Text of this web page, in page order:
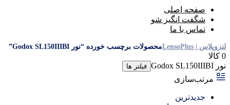
صفحه اصلی
شگفت انگیز شو
تماس با ما
لنزوپلاس | LensoPlus محصولات برچسب خورده “نور Godox SL150IIIBI”
0 کالا
نور Godox SL150IIIBI
فیلتر ها
مرتب‌سازی
جدیدترین